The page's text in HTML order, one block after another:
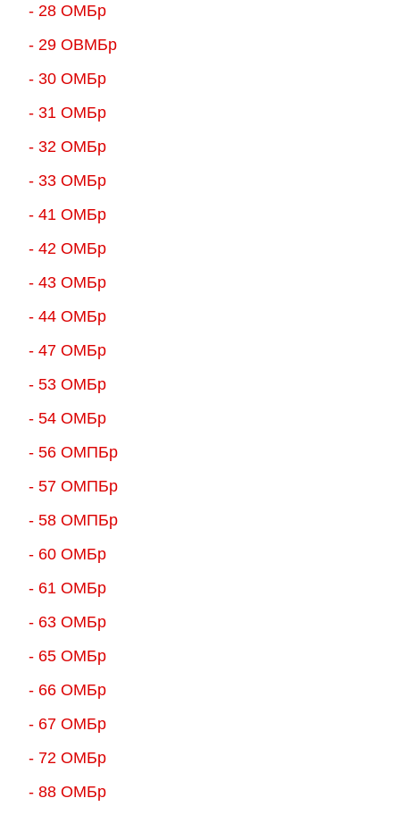
- 28 ОМБр
- 29 ОВМБр
- 30 ОМБр
- 31 ОМБр
- 32 ОМБр
- 33 ОМБр
- 41 ОМБр
- 42 ОМБр
- 43 ОМБр
- 44 ОМБр
- 47 ОМБр
- 53 ОМБр
- 54 ОМБр
- 56 ОМПБр
- 57 ОМПБр
- 58 ОМПБр
- 60 ОМБр
- 61 ОМБр
- 63 ОМБр
- 65 ОМБр
- 66 ОМБр
- 67 ОМБр
- 72 ОМБр
- 88 ОМБр